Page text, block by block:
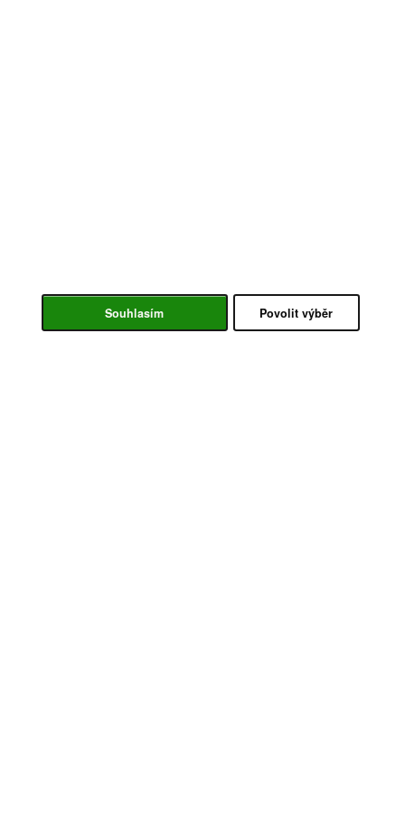
Souhlasím Povolit výběr